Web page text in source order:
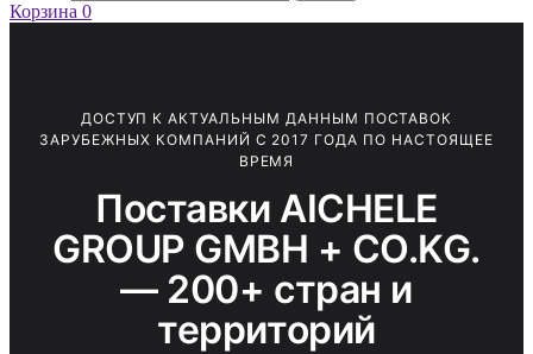
Корзина 0
ДОСТУП К АКТУАЛЬНЫМ ДАННЫМ ПОСТАВОК
ЗАРУБЕЖНЫХ КОМПАНИЙ С 2017 ГОДА ПО НАСТОЯЩЕЕ
ВРЕМЯ
Поставки AICHELE
GROUP GMBH + CO.KG.
— 200+ стран и
территорий